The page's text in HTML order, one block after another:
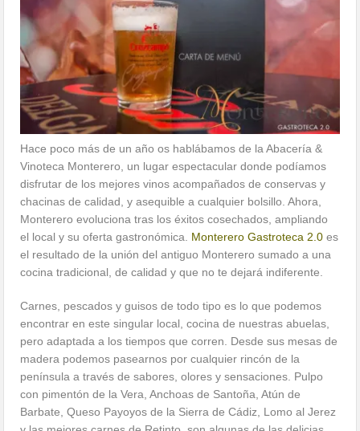
Hace poco más de un año os hablábamos de la Abacería &
Vinoteca Monterero, un lugar espectacular donde podíamos
disfrutar de los mejores vinos acompañados de conservas y
chacinas de calidad, y asequible a cualquier bolsillo. Ahora,
Monterero evoluciona tras los éxitos cosechados, ampliando
el local y su oferta gastronómica. Monterero Gastroteca 2.0 es
el resultado de la unión del antiguo Monterero sumado a una
cocina tradicional, de calidad y que no te dejará indiferente.
Carnes, pescados y guisos de todo tipo es lo que podemos
encontrar en este singular local, cocina de nuestras abuelas,
pero adaptada a los tiempos que corren. Desde sus mesas de
madera podemos pasearnos por cualquier rincón de la
península a través de sabores, olores y sensaciones. Pulpo
con pimentón de la Vera, Anchoas de Santoña, Atún de
Barbate, Queso Payoyos de la Sierra de Cádiz, Lomo al Jerez